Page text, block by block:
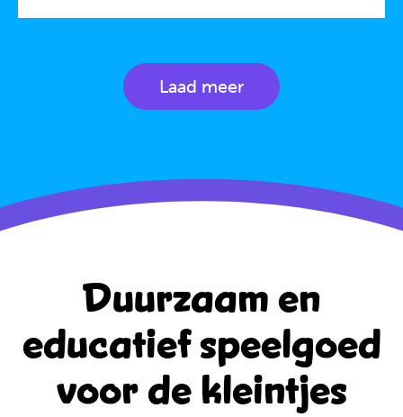
Laad meer
Duurzaam en
educatiefspeelgoed
voor de kleintjes